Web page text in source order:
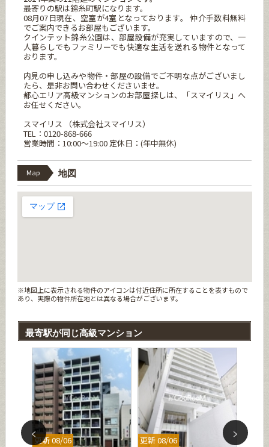
最寄りの駅は錦糸町駅になります。
08月07日現在、空室が4室となっております。 仲介手数料無料
でご案内できるお部屋もございます。
クインテット錦糸公園は、部屋設備が充実していますので、一
人暮らしでもファミリーでも快適な生活を送れる物件となって
おります。
内見の申し込みや物件・部屋の設備でご不明な点がございまし
たら、是非お問い合わせくださいませ。
都心エリア高級マンションのお部屋探しは、「スマイリス」へ
お任せください。
スマイリス （株式会社スマイリス）
TEL：0120-868-666
営業時間：10:00～19:00 定休日：(年中無休)
Map 地図
※地図上に表示される物件のアイコンは付近住所に所在することを表すもので
あり、実際の物件所在地とは異なる場合がございます。
最寄駅が同じ高級マンション
更新 08/06 更新 08/06 更新